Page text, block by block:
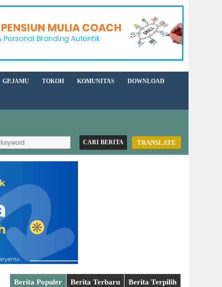
GP.JAMU TOKOH KOMUNITAS DOWNLOAD
TRANSLATE
Berita Populer Berita Terbaru Berita Terpilih